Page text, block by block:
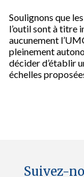
Soulignons que
l’outil sont à titre
aucunement
pleinement
décider d’établir
échelles
Suivez-